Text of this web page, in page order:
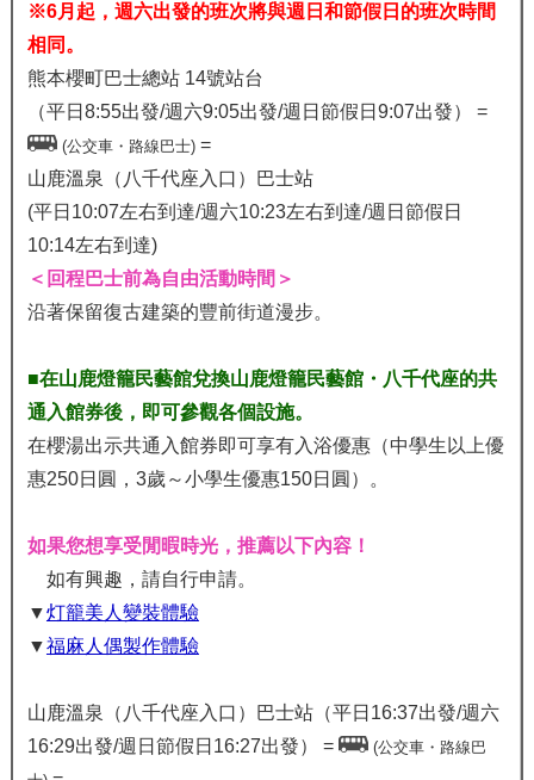
※6月起，週六出發的班次將與週日和節假日的班次時間
相同。
熊本櫻町巴士總站 14號站台
（平日8:55出發/週六9:05出發/週日節假日9:07出發） =
(公交車・路線巴士) =
山鹿溫泉（八千代座入口）巴士站
(平日10:07左右到達/週六10:23左右到達/週日節假日
10:14左右到達)
＜回程巴士前為自由活動時間＞
沿著保留復古建築的豐前街道漫步。
■在山鹿燈籠民藝館兌換山鹿燈籠民藝館・八千代座的共
通入館券後，即可參觀各個設施。
在櫻湯出示共通入館券即可享有入浴優惠（中學生以上優
惠250日圓，3歲～小學生優惠150日圓）。
如果您想享受閒暇時光，推薦以下內容！
如有興趣，請自行申請。
▼灯籠美人變裝體驗
▼福麻人偶製作體驗
山鹿溫泉（八千代座入口）巴士站（平日16:37出發/週六
16:29出發/週日節假日16:27出發） =
(公交車・路線巴